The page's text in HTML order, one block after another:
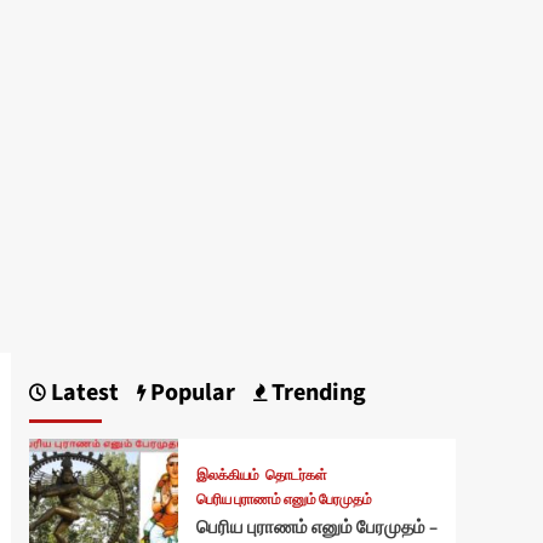
Latest Popular Trending
இலக்கியம் தொடர்கள்
பெரிய புராணம் எனும் பேரமுதம்
பெரிய புராணம் எனும் பேரமுதம் –